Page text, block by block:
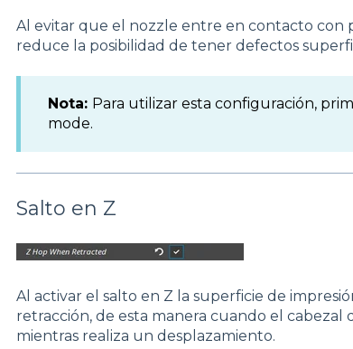
Al evitar que el nozzle entre en contacto con
reduce la posibilidad de tener defectos
Nota: Para utilizar esta configuración,
mode.
Salto en Z
Al activar el salto en Z la superficie de
retracción, de esta manera cuando el cabezal
mientras realiza un desplazamiento.